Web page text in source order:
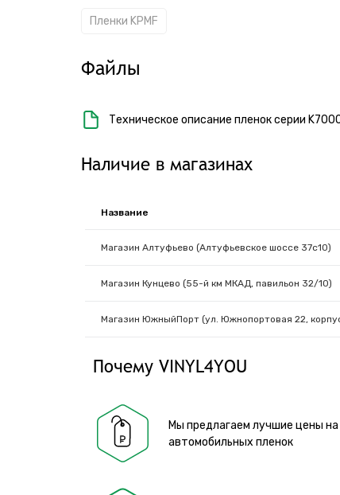
Пленки KPMF
Файлы
Техническое описание пленок серии
Наличие в магазинах
Название
Магазин Алтуфьево (Алтуфьевское шоссе 37с10)
Магазин Кунцево (55-й км МКАД, павильон 32/10)
Магазин ЮжныйПорт (ул. Южнопортовая 22,
Почему VINYL4YOU
Мы предлагаем лучшие цены на
автомобильных пленок